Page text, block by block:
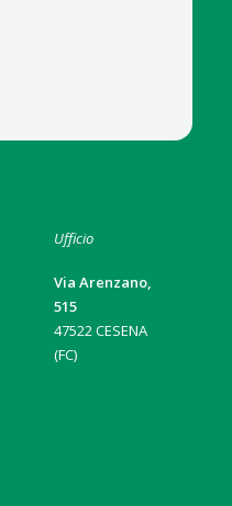
Ufficio
Via Arenzano,
515
47522 CESENA
(FC)